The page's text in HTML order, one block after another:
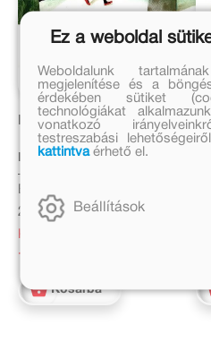
Kósza varjak
Nemes Nagy Ágnes
2 499 Ft
1 300 Ft
Kosárba
1
Ez a weboldal
Weboldalunk
megjelenítése és a
érdekében sütiket
technológiákat
vonatkozó
testreszabási
kattintvaérhető el.
Beállítások